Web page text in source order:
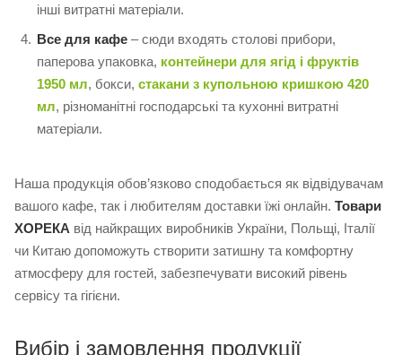
інші витратні матеріали.
Все для кафе – сюди входять столові прибори,
паперова упаковка, контейнери для ягід і фруктів
1950 мл, бокси, стакани з купольною кришкою 420
мл, різноманітні господарські та кухонні витратні
матеріали.
Наша продукція обов’язково сподобається як відвідувачам
вашого кафе, так і любителям доставки їжі онлайн. Товари
ХОРЕКА від найкращих виробників України, Польщі, Італії
чи Китаю допоможуть створити затишну та комфортну
атмосферу для гостей, забезпечувати високий рівень
сервісу та гігієни.
Вибір і замовлення продукції